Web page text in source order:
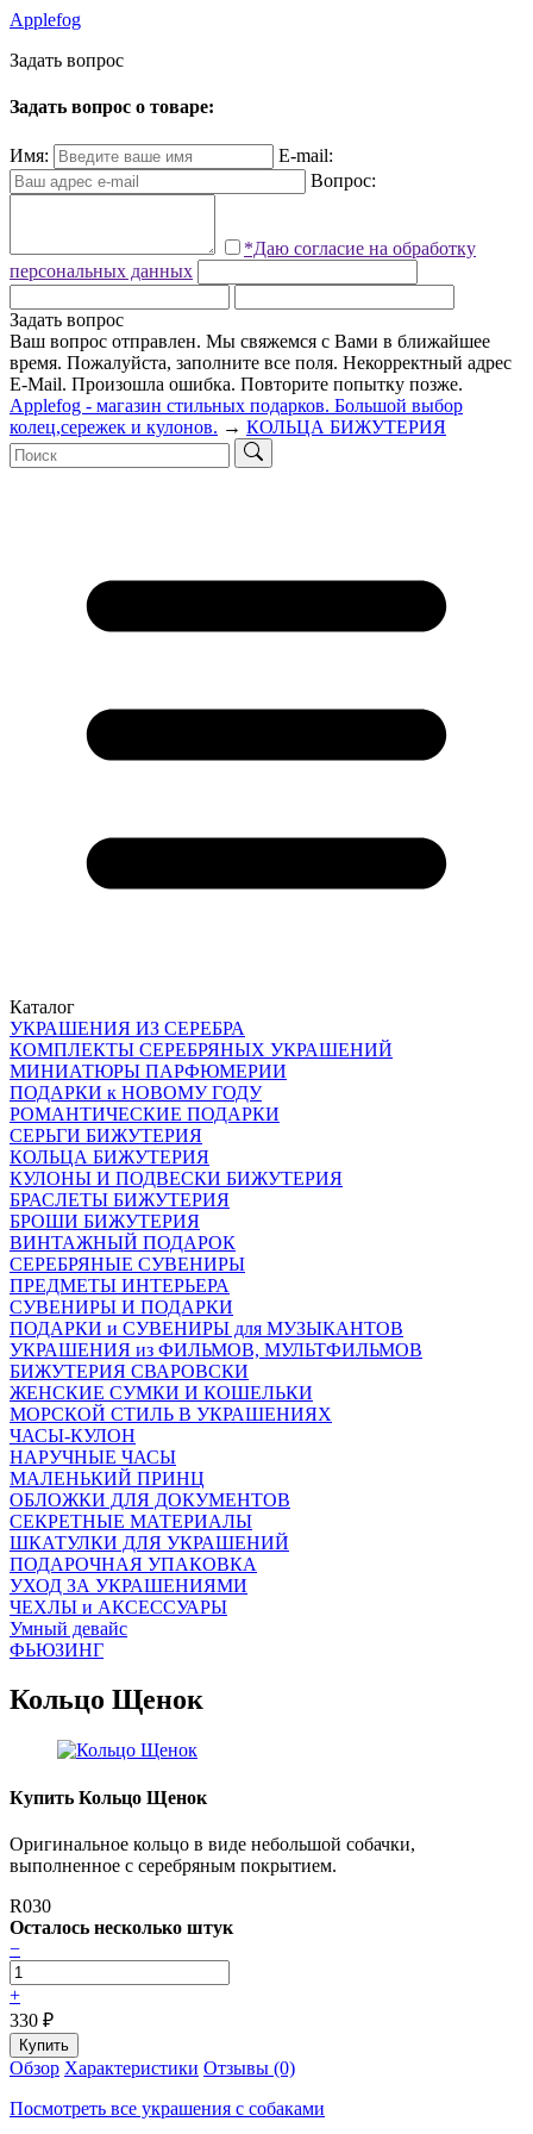
Applefog
Задать вопрос
Задать вопрос о товаре:
Имя:
E-mail:
Вопрос:
*Даю согласие на обработку
персональных данных
Задать вопрос
Ваш вопрос отправлен. Мы свяжемся с Вами в ближайшее
время. Пожалуйста, заполните все поля. Некорректный адрес
E-Mail. Произошла ошибка. Повторите попытку позже.
Applefog - магазин стильных подарков. Большой выбор
колец,сережек и кулонов. → КОЛЬЦА БИЖУТЕРИЯ
Каталог
УКРАШЕНИЯ ИЗ СЕРЕБРА
КОМПЛЕКТЫ СЕРЕБРЯНЫХ УКРАШЕНИЙ
МИНИАТЮРЫ ПАРФЮМЕРИИ
ПОДАРКИ к НОВОМУ ГОДУ
РОМАНТИЧЕСКИЕ ПОДАРКИ
СЕРЬГИ БИЖУТЕРИЯ
КОЛЬЦА БИЖУТЕРИЯ
КУЛОНЫ И ПОДВЕСКИ БИЖУТЕРИЯ
БРАСЛЕТЫ БИЖУТЕРИЯ
БРОШИ БИЖУТЕРИЯ
ВИНТАЖНЫЙ ПОДАРОК
СЕРЕБРЯНЫЕ СУВЕНИРЫ
ПРЕДМЕТЫ ИНТЕРЬЕРА
СУВЕНИРЫ И ПОДАРКИ
ПОДАРКИ и СУВЕНИРЫ для МУЗЫКАНТОВ
УКРАШЕНИЯ из ФИЛЬМОВ, МУЛЬТФИЛЬМОВ
БИЖУТЕРИЯ СВАРОВСКИ
ЖЕНСКИЕ СУМКИ И КОШЕЛЬКИ
МОРСКОЙ СТИЛЬ В УКРАШЕНИЯХ
ЧАСЫ-КУЛОН
НАРУЧНЫЕ ЧАСЫ
МАЛЕНЬКИЙ ПРИНЦ
ОБЛОЖКИ ДЛЯ ДОКУМЕНТОВ
СЕКРЕТНЫЕ МАТЕРИАЛЫ
ШКАТУЛКИ ДЛЯ УКРАШЕНИЙ
ПОДАРОЧНАЯ УПАКОВКА
УХОД ЗА УКРАШЕНИЯМИ
ЧEХЛЫ и АКСЕССУАРЫ
Умный девайс
ФЬЮЗИНГ
Кольцо Щенок
Купить Кольцо Щенок
Оригинальное кольцо в виде небольшой собачки,
выполненное с серебряным покрытием.
R030
Осталось несколько штук
−
+
330 ₽
Обзор Характеристики Отзывы (0)
Посмотреть все украшения с собаками